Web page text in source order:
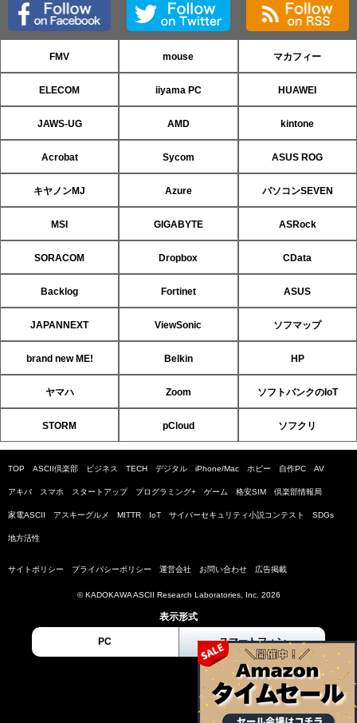
FMV mouse マカフィー
ELECOM iiyama PC HUAWEI
JAWS-UG AMD kintone
Acrobat Sycom ASUS ROG
キヤノンMJ Azure パソコンSEVEN
MSI GIGABYTE ASRock
SORACOM Dropbox CData
Backlog Fortinet ASUS
JAPANNEXT ViewSonic ソフマップ
brand new ME! Belkin HP
ヤマハ Zoom ソフトバンクのIoT
STORM pCloud ソフクリ
TOP ASCII倶楽部 ビジネス TECH デジタル iPhone/Mac ホビー 自作PC AV
アキバ スマホ スタートアップ プログラミング+ ゲーム 格安SIM 倶楽部情報局
家電ASCII アスキーグルメ MITTR IoT サイバーセキュリティ小説コンテスト SDGs
地方活性
サイトポリシー プライバシーポリシー 運営会社 お問い合わせ 広告掲載
© KADOKAWA ASCII Research Laboratories, Inc. 2026
表示形式
PC スマートフォン